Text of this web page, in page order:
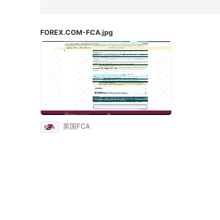
马耳他MFSA 柬埔寨SERC
阿联酋SCA 西班牙CNMV
FOREX.COM-FCA.jpg
英国FCA